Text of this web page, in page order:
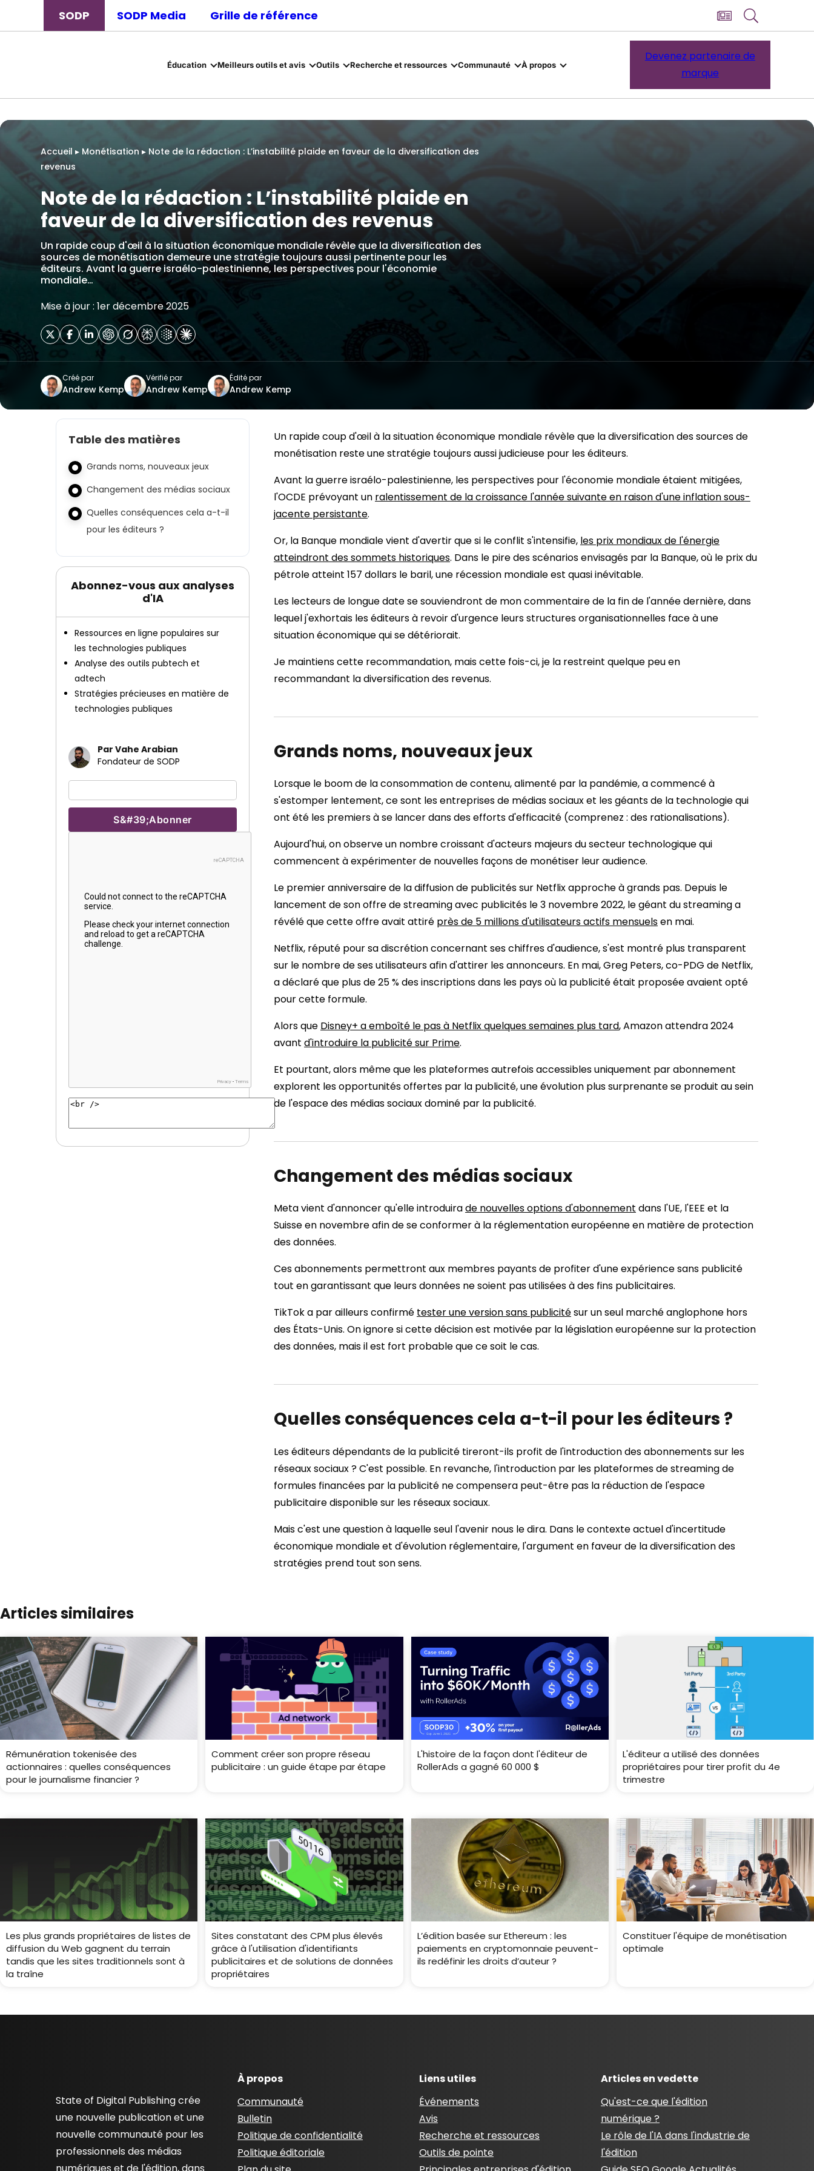
SODP SODP Media Grille de référence
Éducation Meilleurs outils et avis Outils Recherche et ressources Communauté À propos
Devenez partenaire de
marque
Accueil ▸ Monétisation ▸ Note de la rédaction : L’instabilité plaide en faveur de la diversification des
revenus
Note de la rédaction : L’instabilité plaide en
faveur de la diversification des revenus
Un rapide coup d'œil à la situation économique mondiale révèle que la diversification des
sources de monétisation demeure une stratégie toujours aussi pertinente pour les
éditeurs. Avant la guerre israélo-palestinienne, les perspectives pour l'économie
mondiale…
Mise à jour : 1er décembre 2025
Créé par
Andrew Kemp
Vérifié par
Andrew Kemp
Édité par
Andrew Kemp
Table des matières
Grands noms, nouveaux jeux
Changement des médias sociaux
Quelles conséquences cela a-t-il
pour les éditeurs ?
Abonnez-vous aux analyses
d'IA
Ressources en ligne populaires sur
les technologies publiques
Analyse des outils pubtech et
adtech
Stratégies précieuses en matière de
technologies publiques
Par Vahe Arabian
Fondateur de SODP
Un rapide coup d'œil à la situation économique mondiale révèle que la diversification des sources de
monétisation reste une stratégie toujours aussi judicieuse pour les éditeurs.
Avant la guerre israélo-palestinienne, les perspectives pour l'économie mondiale étaient mitigées,
l'OCDE prévoyant un ralentissement de la croissance l'année suivante en raison d'une inflation sous-
jacente persistante.
Or, la Banque mondiale vient d'avertir que si le conflit s'intensifie, les prix mondiaux de l'énergie
atteindront des sommets historiques. Dans le pire des scénarios envisagés par la Banque, où le prix du
pétrole atteint 157 dollars le baril, une récession mondiale est quasi inévitable.
Les lecteurs de longue date se souviendront de mon commentaire de la fin de l'année dernière, dans
lequel j'exhortais les éditeurs à revoir d'urgence leurs structures organisationnelles face à une
situation économique qui se détériorait.
Je maintiens cette recommandation, mais cette fois-ci, je la restreint quelque peu en
recommandant la diversification des revenus.
Grands noms, nouveaux jeux
Lorsque le boom de la consommation de contenu, alimenté par la pandémie, a commencé à
s'estomper lentement, ce sont les entreprises de médias sociaux et les géants de la technologie qui
ont été les premiers à se lancer dans des efforts d'efficacité (comprenez : des rationalisations).
Aujourd'hui, on observe un nombre croissant d'acteurs majeurs du secteur technologique qui
commencent à expérimenter de nouvelles façons de monétiser leur audience.
Le premier anniversaire de la diffusion de publicités sur Netflix approche à grands pas. Depuis le
lancement de son offre de streaming avec publicités le 3 novembre 2022, le géant du streaming a
révélé que cette offre avait attiré près de 5 millions d'utilisateurs actifs mensuelsen mai.
Netflix, réputé pour sa discrétion concernant ses chiffres d'audience, s'est montré plus transparent
sur le nombre de ses utilisateurs afin d'attirer les annonceurs. En mai, Greg Peters, co-PDG de Netflix,
a déclaré que plus de 25 % des inscriptions dans les pays où la publicité était proposée avaient opté
pour cette formule.
Alors que Disney+ a emboîté le pas à Netflix quelques semaines plus tard, Amazon attendra 2024
avant d'introduire la publicité sur Prime.
Et pourtant, alors même que les plateformes autrefois accessibles uniquement par abonnement
explorent les opportunités offertes par la publicité, une évolution plus surprenante se produit au sein
de l'espace des médias sociaux dominé par la publicité.
Changement des médias sociaux
Meta vient d'annoncer qu'elle introduirade nouvelles options d'abonnement dans l'UE, l'EEE et la
Suisse en novembre afin de se conformer à la réglementation européenne en matière de protection
des données.
Ces abonnements permettront aux membres payants de profiter d'une expérience sans publicité
tout en garantissant que leurs données ne soient pas utilisées à des fins publicitaires.
TikTok a par ailleurs confirmé tester une version sans publicitésur un seul marché anglophone hors
des États-Unis. On ignore si cette décision est motivée par la législation européenne sur la protection
des données, mais il est fort probable que ce soit le cas.
Quelles conséquences cela a-t-il pour les éditeurs ?
Les éditeurs dépendants de la publicité tireront-ils profit de l'introduction des abonnements sur les
réseaux sociaux ? C'est possible. En revanche, l'introduction par les plateformes de streaming de
formules financées par la publicité ne compensera peut-être pas la réduction de l'espace
publicitaire disponible sur les réseaux sociaux.
Mais c'est une question à laquelle seul l'avenir nous le dira. Dans le contexte actuel d'incertitude
économique mondiale et d'évolution réglementaire, l'argument en faveur de la diversification des
stratégies prend tout son sens.
Articles similaires
Rémunération tokenisée des
actionnaires : quelles conséquences
pour le journalisme financier ?
Comment créer son propre réseau
publicitaire : un guide étape par étape
L'histoire de la façon dont l'éditeur de
RollerAds a gagné 60 000 $
L'éditeur a utilisé des données
propriétaires pour tirer profit du 4e
trimestre
Les plus grands propriétaires de listes de
diffusion du Web gagnent du terrain
tandis que les sites traditionnels sont à
la traîne
Sites constatant des CPM plus élevés
grâce à l'utilisation d'identifiants
publicitaires et de solutions de données
propriétaires
L’édition basée sur Ethereum : les
paiements en cryptomonnaie peuvent-
ils redéfinir les droits d’auteur ?
Constituer l'équipe de monétisation
optimale
State of Digital Publishing crée
une nouvelle publication et une
nouvelle communauté pour les
professionnels des médias
numériques et de l'édition, dans
À propos
Communauté
Bulletin
Politique de confidentialité
Politique éditoriale
Liens utiles
Événements
Avis
Recherche et ressources
Outils de pointe
Articles en vedette
Qu'est-ce que l'édition
numérique ?
Le rôle de l'IA dans l'industrie de
l'édition